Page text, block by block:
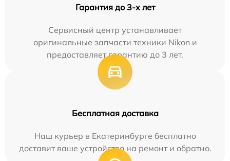
Гарантия до 3-х лет
Сервисный центр устанавливает
оригинальные запчасти техники Nikon и
предоставляет гарантию до 3 лет.
Бесплатная доставка
Наш курьер в Екатеринбурге бесплатно
доставит ваше устройство на ремонт и обратно.